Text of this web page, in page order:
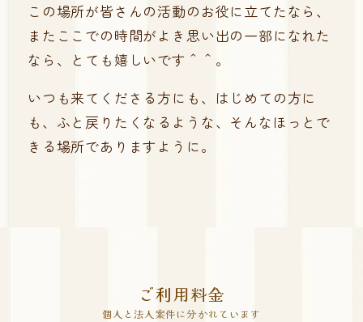
この場所が皆さんの活動のお役に立てたなら、
またここでの時間がよき思い出の一部になれた
なら、とても嬉しいです＾＾。
いつも来てくださる方にも、はじめての方に
も、ふと戻りたくなるような、そんなほっとで
きる場所でありますように。
ご利用料金
個人と法人案件に分かれています